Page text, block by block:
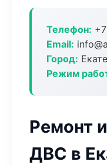
Телефон:
Email:
Город:
Режим
Ремонт
ДВС в